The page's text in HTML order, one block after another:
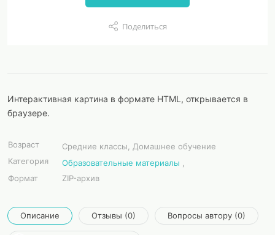
Поделиться
Интерактивная картина в формате HTML, открывается в
браузере.
Возраст
Средние классы, Домашнее обучение
Категория
Образовательные материалы
Формат
ZIP-архив
Описание Отзывы (0) Вопросы автору (0)